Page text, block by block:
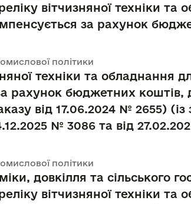
вітчизняної техніки
за рахунок
політики
техніки та обладнання
рахунок бюджетних коштів,
від 17.06.2024 № 2655)
№ 3086 та від
політики
довкілля та сільського
вітчизняної техніки